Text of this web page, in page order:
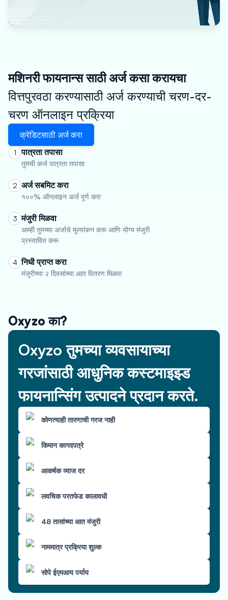
मशिनरी फायनान्स साठी अर्ज कसा करायचा
वित्तपुरवठा करण्यासाठी अर्ज करण्याची चरण-दर-
चरण ऑनलाइन प्रक्रिया
क्रेडिटसाठी अर्ज करा
1 पात्रता तपासा
तुमची कर्ज पात्रता तपासा
2 अर्ज सबमिट करा
१००% ऑनलाइन अर्ज पूर्ण करा
3 मंजुरी मिळवा
आम्ही तुमच्या अर्जाचे मूल्यांकन करू आणि योग्य मंजुरी
प्रस्तावित करू
4 निधी प्राप्त करा
मंजुरीच्या २ दिवसांच्या आत वितरण मिळवा
Oxyzo का?
Oxyzo तुमच्या व्यवसायाच्या
गरजांसाठी आधुनिक कस्टमाइझ्ड
फायनान्सिंग उत्पादने प्रदान करते.
कोणत्याही तारणाची गरज नाही
किमान कागदपत्रे
आकर्षक व्याज दर
लवचिक परतफेड कालावधी
48 तासांच्या आत मंजुरी
नाममात्र प्रक्रिया शुल्क
सोपे ईएमआय पर्याय